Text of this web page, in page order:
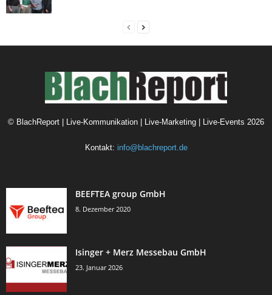
© BlachReport | Live-Kommunikation | Live-Marketing | Live-Events 2026
Kontakt: info@blachreport.de
BEEFTEA group GmbH
8. Dezember 2020
Isinger + Merz Messebau GmbH
23. Januar 2026